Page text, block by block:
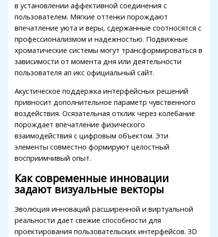
в установлении аффективной соединения с
пользователем. Мягкие оттенки порождают
впечатление уюта и веры, сдержанные соотносятся с
профессионализмом и надежностью. Подвижные
хроматические системы могут трансформироваться в
зависимости от момента дня или деятельности
пользователя ап икс официальный сайт.
Акустическое поддержка интерфейсных решений
привносит дополнительное параметр чувственного
воздействия. Осязательная отклик через колебание
порождает впечатление физического
взаимодействия с цифровым объектом. Эти
элементы совместно формируют целостный
восприимчивый опыт.
Как современные инновации
задают визуальные векторы
Эволюция инноваций расширенной и виртуальной
реальности дает свежие способности для
проектирования пользовательских интерфейсов. 3D